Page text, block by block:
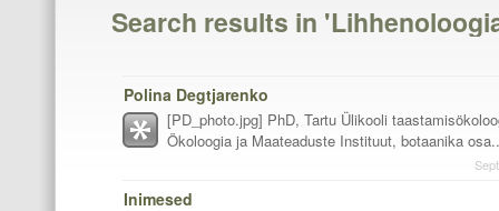
Search results in
Polina Degtjarenko
[PD_photo.jpg] PhD, Tartu Ülikooli
Ökoloogia ja Maateaduste Instituut, botaanika
Inimesed